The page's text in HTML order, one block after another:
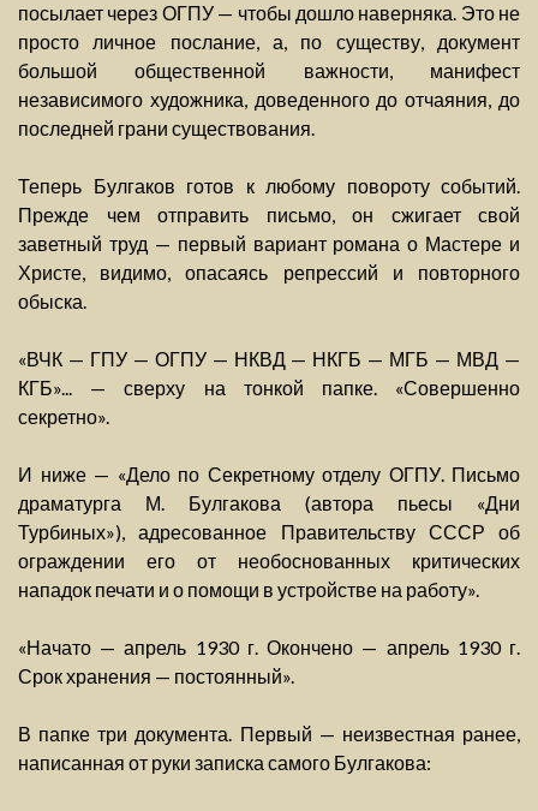
посылает через ОГПУ — чтобы дошло наверняка. Это не
просто личное послание, а, по существу, документ
большой общественной важности, манифест
независимого художника, доведенного до отчаяния, до
последней грани существования.
Теперь Булгаков готов к любому повороту событий.
Прежде чем отправить письмо, он сжигает свой
заветный труд — первый вариант романа о Мастере и
Христе, видимо, опасаясь репрессий и повторного
обыска.
«ВЧК — ГПУ — ОГПУ — НКВД — НКГБ — МГБ — МВД —
КГБ»... — сверху на тонкой папке. «Совершенно
секретно».
И ниже — «Дело по Секретному отделу ОГПУ. Письмо
драматурга М. Булгакова (автора пьесы «Дни
Турбиных»), адресованное Правительству СССР об
ограждении его от необоснованных критических
нападок печати и о помощи в устройстве на работу».
«Начато — апрель 1930 г. Окончено — апрель 1930 г.
Срок хранения — постоянный».
В папке три документа. Первый — неизвестная ранее,
написанная от руки записка самого Булгакова: